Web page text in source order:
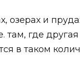
озерах и
где
в таком